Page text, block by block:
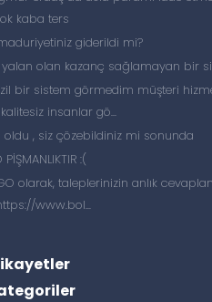
kaba ters
giderildi mi?
olan kazanç sağlamayan bir
bir sistem görmedim müşteri
insanlar gö...
, siz çözebildiniz mi sonunda
:(
olarak, taleplerinizin anlık
www.bol...